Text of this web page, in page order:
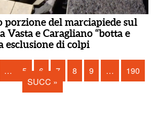
porzione del marciapiede sul
Vasta e Caragliano “botta e
esclusione di colpi
… 5 6 7 8 9 …
190
SUCC »